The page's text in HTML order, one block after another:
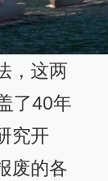
，这两
了40年
究开
废的各